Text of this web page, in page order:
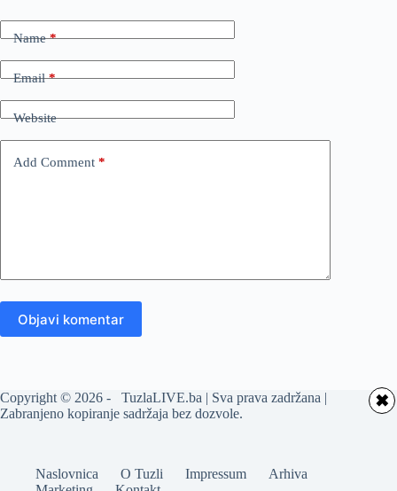
Name*
Email*
Website
Add Comment *
Objavi komentar
Copyright © 2026 - TuzlaLIVE.ba | Sva prava zadržana |
Zabranjeno kopiranje sadržaja bez dozvole.
Naslovnica O Tuzli Impressum
Arhiva
✖